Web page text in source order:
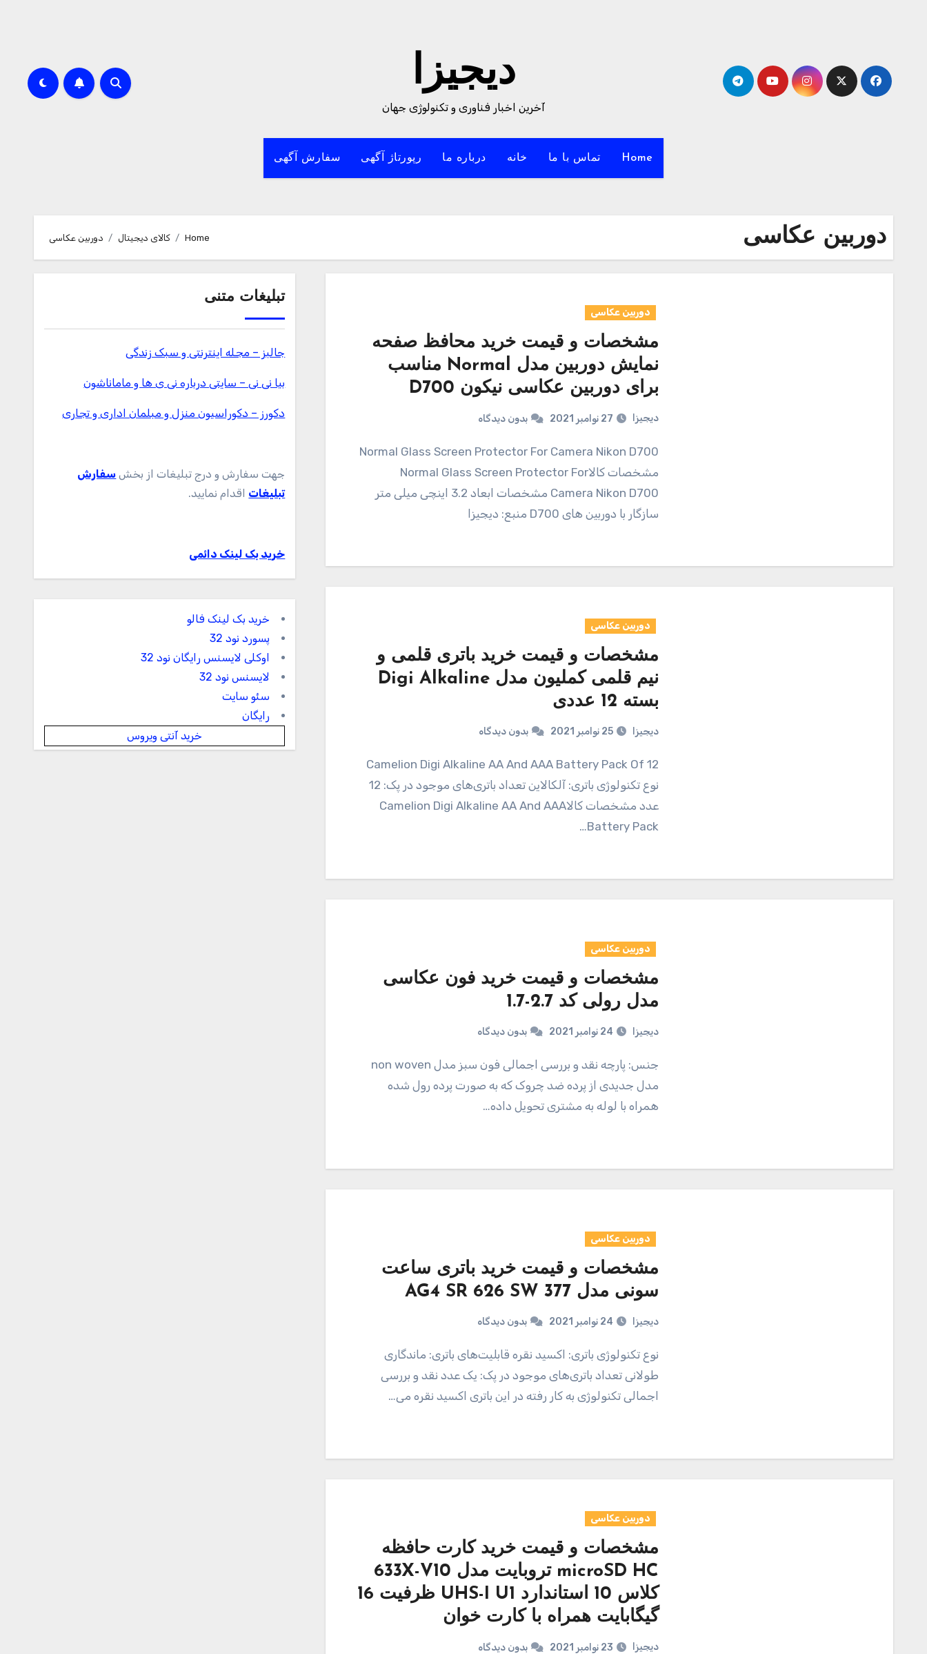
دیجیزا
آخرین اخبار فناوری و تکنولوژی جهان
Home تماس با ما خانه درباره ما رپورتاژ آگهی سفارش آگهی
دوربین عکاسی Home کالای دیجیتال دوربین عکاسی
دوربین عکاسی
مشخصات و قیمت خرید محافظ صفحه
نمایش دوربین مدل Normal مناسب
برای دوربین عکاسی نیکون D700
دیجیزا 27 نوامبر 2021 بدون دیدگاه
Normal Glass Screen Protector For Camera Nikon D700
مشخصات کالاNormal Glass Screen Protector For
Camera Nikon D700 مشخصات ابعاد 3.2 اینچی میلی متر
سازگار با دوربین های D700 منبع: دیجیزا
دوربین عکاسی
مشخصات و قیمت خرید باتری قلمی و
نیم قلمی کملیون مدل Digi Alkaline
بسته 12 عددی
دیجیزا 25 نوامبر 2021 بدون دیدگاه
Camelion Digi Alkaline AA And AAA Battery Pack Of 12
نوع تکنولوژی باتری: آلکالاین تعداد باتری‌های موجود در پک: 12
عدد مشخصات کالاCamelion Digi Alkaline AA And AAA
Battery Pack…
دوربین عکاسی
مشخصات و قیمت خرید فون عکاسی
مدل رولی کد 2.7-1.7
دیجیزا 24 نوامبر 2021 بدون دیدگاه
جنس: پارچه نقد و بررسی اجمالی فون سبز مدل non woven
مدل جدیدی از پرده ضد چروک که به صورت پرده رول شده
همراه با لوله به مشتری تحویل داده…
دوربین عکاسی
مشخصات و قیمت خرید باتری ساعت
سونی مدل AG4 SR 626 SW 377
دیجیزا 24 نوامبر 2021 بدون دیدگاه
نوع تکنولوژی باتری: اکسید نقره قابلیت‌های باتری: ماندگاری
طولانی تعداد باتری‌های موجود در پک: یک عدد نقد و بررسی
اجمالی تکنولوژی به کار رفته در این باتری اکسید نقره می…
دوربین عکاسی
مشخصات و قیمت خرید کارت حافظه
microSD HC تروبایت مدل 633X-V10
کلاس 10 استاندارد UHS-I U1 ظرفیت 16
گیگابایت همراه با کارت خوان
دیجیزا 23 نوامبر 2021 بدون دیدگاه
تبلیغات متنی
جالبز – مجله اینترنتی و سبک زندگی
بیا نی نی – سایتی درباره نی ی ها و ماماناشون
دکورز – دکوراسیون منزل و مبلمان اداری و تجاری
جهت سفارش و درج تبلیغات از بخش سفارش
تبلیغات اقدام نمایید.
خرید بک لینک دائمی
خرید بک لینک فالو
پسورد نود 32
اوکلی لایسنس رایگان نود 32
لایسنس نود 32
سئو سایت
رایگان
خرید آنتی ویروس